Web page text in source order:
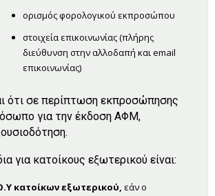
ορισμός φορολογικού εκπροσώπου
στοιχεία επικοινωνίας (πλήρης
διεύθυνση στην αλλοδαπή και email
επικοινωνίας)
ότι σε περίπτωση εκπροσώπησης
για την έκδοση ΑΦΜ,
για κατοίκους εξωτερικού είναι:
κατοίκων εξωτερικού, εάν ο